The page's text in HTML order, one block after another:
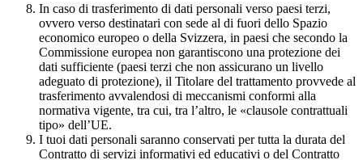
In caso di trasferimento di dati personali verso paesi terzi,
ovvero verso destinatari con sede al di fuori dello Spazio
economico europeo o della Svizzera, in paesi che secondo la
Commissione europea non garantiscono una protezione dei
dati sufficiente (paesi terzi che non assicurano un livello
adeguato di protezione), il Titolare del trattamento provvede al
trasferimento avvalendosi di meccanismi conformi alla
normativa vigente, tra cui, tra l’altro, le «clausole contrattuali
tipo» dell’UE.
I tuoi dati personali saranno conservati per tutta la durata del
Contratto di servizi informativi ed educativi o del Contratto